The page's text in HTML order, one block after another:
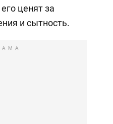
ценят за
и сытность.